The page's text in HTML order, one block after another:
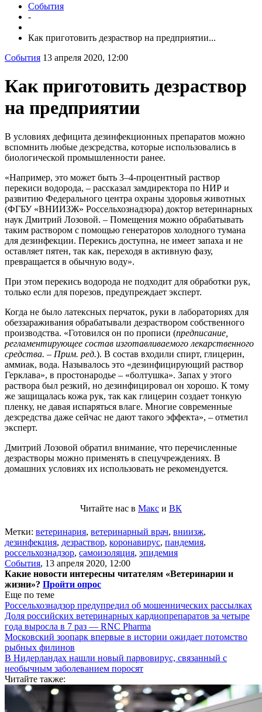
События
-
Как приготовить дезраствор на предприятии...
События 13 апреля 2020, 12:00
Как приготовить дезраствор
на предприятии
В условиях дефицита дезинфекционных препаратов можно
вспомнить любые дезсредства, которые использовались в
биологической промышленности ранее.
«Например, это может быть 3–4-процентный раствор
перекиси водорода, – рассказал замдиректора по НИР и
развитию Федерального центра охраны здоровья животных
(ФГБУ «ВНИИЗЖ» Россельхознадзора) доктор ветеринарных
наук Дмитрий Лозовой. – Помещения можно обрабатывать
таким раствором с помощью генераторов холодного тумана
для дезинфекции. Перекись доступна, не имеет запаха и не
оставляет пятен, так как, переходя в активную фазу,
превращается в обычную воду».
При этом перекись водорода не подходит для обработки рук,
только если для порезов, предупреждает эксперт.
Когда не было латексных перчаток, руки в лабораториях для
обеззараживания обрабатывали дезраствором собственного
производства. «Готовился он по прописи (предписание,
регламентирующее состав изготавливаемого лекарственного
средства. – Прим. ред.). В состав входили спирт, глицерин,
аммиак, вода. Называлось это «дезинфицирующий раствор
Герклава», в простонародье – «болтушка». Запах у этого
раствора был резкий, но дезинфицировал он хорошо. К тому
же защищалась кожа рук, так как глицерин создает тонкую
пленку, не давая испаряться влаге. Многие современные
дезсредства даже сейчас не дают такого эффекта», – отметил
эксперт.
Дмитрий Лозовой обратил внимание, что перечисленные
дезрастворы можно применять в спецучреждениях. В
домашних условиях их использовать не рекомендуется.
Читайте нас в Макс и ВК
Метки: ветеринария, ветеринарный врач, вниизж,
дезинфекция, дезраствор, коронавирус, пандемия,
россельхознадзор, самоизоляция, эпидемия
События, 13 апреля 2020, 12:00
Какие новости интересны читателям «Ветеринарии и
жизни»? Пройти опрос
Еще по теме
Россельхознадзор предупредил об мошеннических рассылках
Доля российских ветеринарных кардиопрепаратов за четыре
года выросла в 7 раз — RNC Pharma
Московский зоопарк впервые в истории ожидает потомство
рыбных филинов
В Нидерландах нашли новый парвовирус, связанный с
необычным заболеванием поросят
Читайте также: